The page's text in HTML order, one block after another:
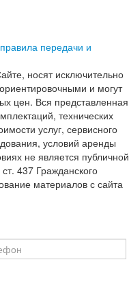
правила передачи и
носят исключительно
и могут
цен. Вся представленная
технических
услуг, сервисного
условий аренды
не является публичной
437 Гражданского
материалов с сайта